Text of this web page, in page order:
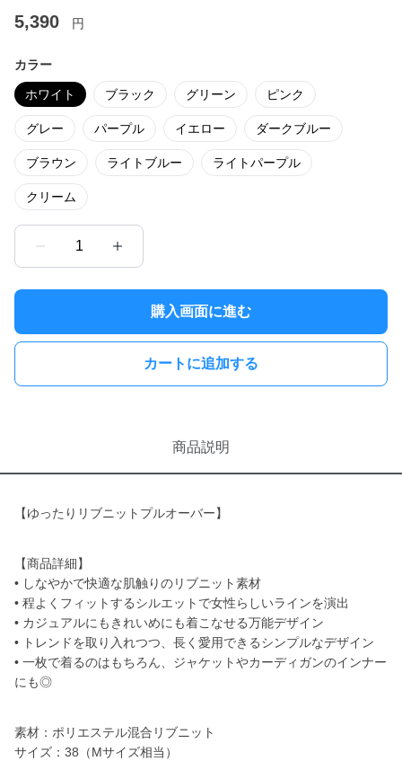
5,390 円
カラー
ホワイト ブラック グリーン ピンク
グレー パープル イエロー ダークブルー
ブラウン ライトブルー ライトパープル
クリーム
1
購入画面に進む
カートに追加する
商品説明
【ゆったりリブニットプルオーバー】
【商品詳細】
• しなやかで快適な肌触りのリブニット素材
• 程よくフィットするシルエットで女性らしいラインを演出
• カジュアルにもきれいめにも着こなせる万能デザイン
• トレンドを取り入れつつ、長く愛用できるシンプルなデザイン
• 一枚で着るのはもちろん、ジャケットやカーディガンのインナー
にも◎
素材：ポリエステル混合リブニット
サイズ：38（Mサイズ相当）